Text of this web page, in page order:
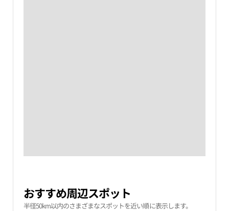
おすすめ周辺スポット
半径50km以内のさまざまなスポットを近い順に表示します。